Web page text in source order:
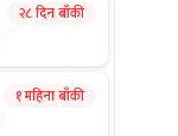
२८ दिन बाँकी
१ महिना बाँकी